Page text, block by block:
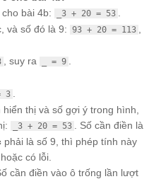
bài 4b:
_3 + 20 = 53
và số đó là 9: 93 + 20 = 113
, suy ra _ = 9
3
thị và số gợi ý trong hình,
_3 + 20 = 53
. Số cần điền là
phải là số 9, thì phép tính này
có lỗi.
cần điền vào ô trống lần lượt